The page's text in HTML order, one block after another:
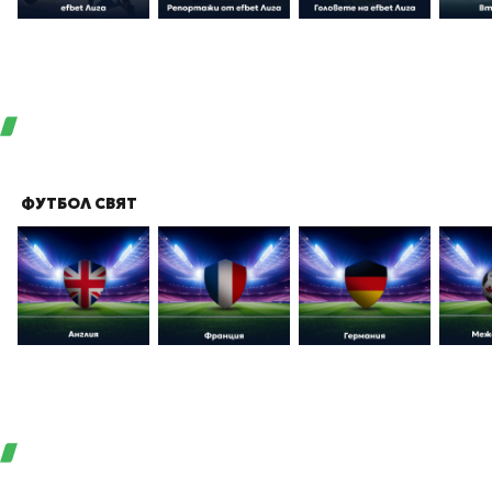
ФУТБОЛ СВЯТ